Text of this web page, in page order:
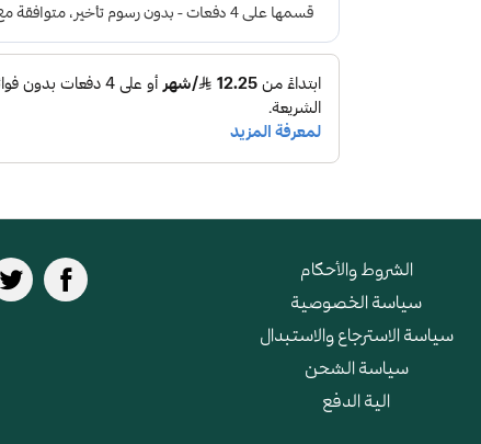
الشروط والأحكام
سياسة الخصوصية
سياسة الاسترجاع والاستبدال
سياسة الشحن
الية الدفع